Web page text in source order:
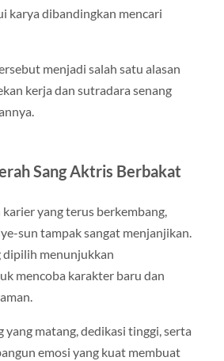
karya dibandingkan mencari
menjadi salah satu alasan
kerja dan sutradara senang
Sang Aktris Berbakat
yang terus berkembang,
sun tampak sangat menjanjikan.
dipilih menunjukkan
mencoba karakter baru dan
yang matang, dedikasi tinggi, serta
emosi yang kuat membuat